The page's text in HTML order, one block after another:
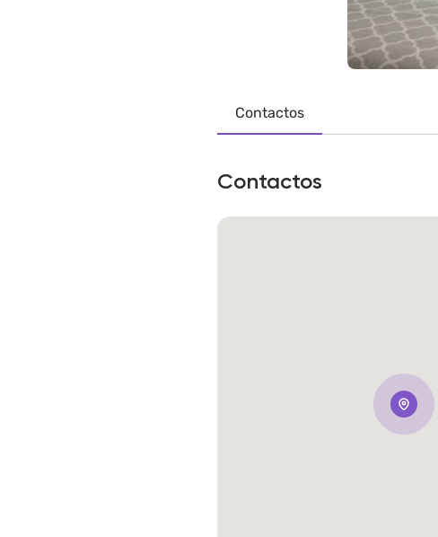
Contactos
Contactos